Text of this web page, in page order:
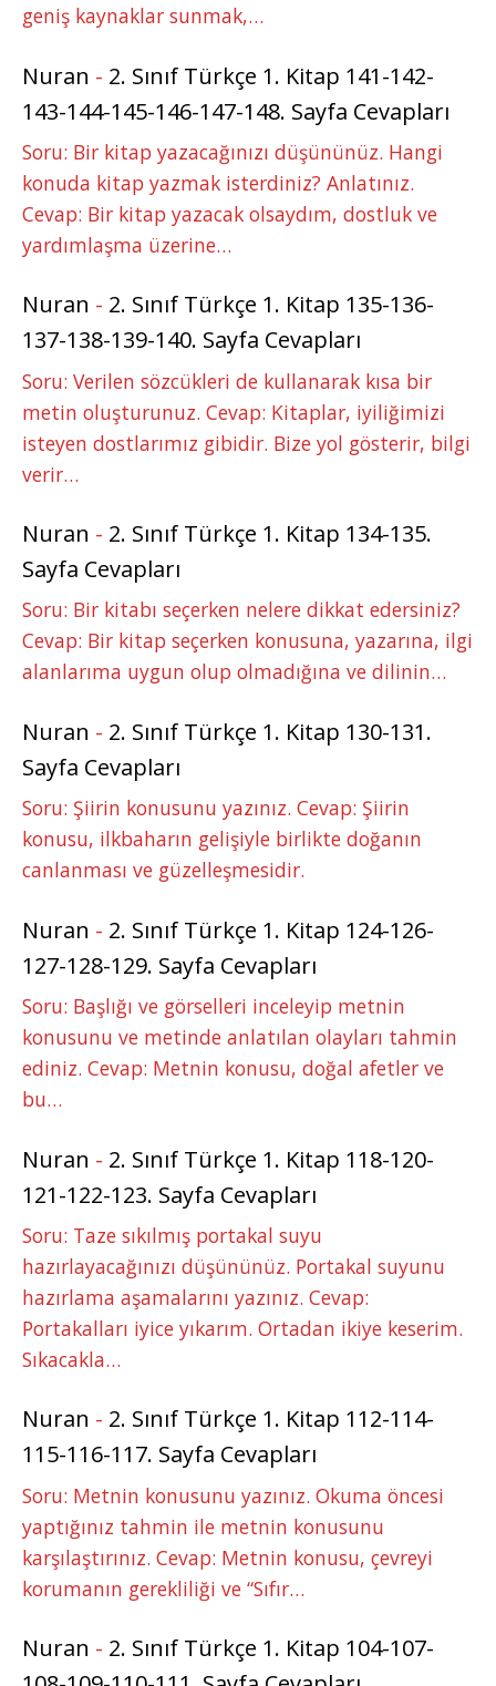
geniş kaynaklar sunmak,…
Nuran - 2. Sınıf Türkçe 1. Kitap 141-142-
143-144-145-146-147-148. Sayfa Cevapları
Soru: Bir kitap yazacağınızı düşününüz. Hangi
konuda kitap yazmak isterdiniz? Anlatınız.
Cevap: Bir kitap yazacak olsaydım, dostluk ve
yardımlaşma üzerine…
Nuran - 2. Sınıf Türkçe 1. Kitap 135-136-
137-138-139-140. Sayfa Cevapları
Soru: Verilen sözcükleri de kullanarak kısa bir
metin oluşturunuz. Cevap: Kitaplar, iyiliğimizi
isteyen dostlarımız gibidir. Bize yol gösterir, bilgi
verir…
Nuran - 2. Sınıf Türkçe 1. Kitap 134-135.
Sayfa Cevapları
Soru: Bir kitabı seçerken nelere dikkat edersiniz?
Cevap: Bir kitap seçerken konusuna, yazarına, ilgi
alanlarıma uygun olup olmadığına ve dilinin…
Nuran - 2. Sınıf Türkçe 1. Kitap 130-131.
Sayfa Cevapları
Soru: Şiirin konusunu yazınız. Cevap: Şiirin
konusu, ilkbaharın gelişiyle birlikte doğanın
canlanması ve güzelleşmesidir.
Nuran - 2. Sınıf Türkçe 1. Kitap 124-126-
127-128-129. Sayfa Cevapları
Soru: Başlığı ve görselleri inceleyip metnin
konusunu ve metinde anlatılan olayları tahmin
ediniz. Cevap: Metnin konusu, doğal afetler ve
bu…
Nuran - 2. Sınıf Türkçe 1. Kitap 118-120-
121-122-123. Sayfa Cevapları
Soru: Taze sıkılmış portakal suyu
hazırlayacağınızı düşününüz. Portakal suyunu
hazırlama aşamalarını yazınız. Cevap:
Portakalları iyice yıkarım. Ortadan ikiye keserim.
Sıkacakla…
Nuran - 2. Sınıf Türkçe 1. Kitap 112-114-
115-116-117. Sayfa Cevapları
Soru: Metnin konusunu yazınız. Okuma öncesi
yaptığınız tahmin ile metnin konusunu
karşılaştırınız. Cevap: Metnin konusu, çevreyi
korumanın gerekliliği ve “Sıfır…
Nuran - 2. Sınıf Türkçe 1. Kitap 104-107-